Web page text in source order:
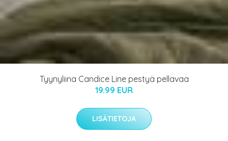
Tyynyliina Candice Line pestyä pellavaa
19.99 EUR
LISÄTIETOJA